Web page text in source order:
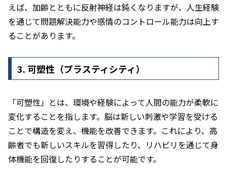
えば、加齢とともに反射神経は鈍くなりますが、人生経験
を通じて問題解決能力や感情のコントロール能力は向上す
ることがあります。
3. 可塑性（プラスティシティ）
「可塑性」とは、環境や経験によって人間の能力が柔軟に
変化することを指します。脳は新しい刺激や学習を受ける
ことで構造を変え、機能を改善できます。これにより、高
齢者でも新しいスキルを習得したり、リハビリを通じて身
体機能を回復したりすることが可能です。